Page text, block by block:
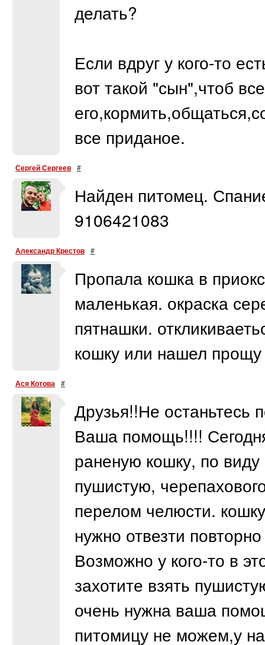
делать?
Если вдруг у кого-то
вот такой "сын",чтоб
все приданое.
Сергей Сергеев #
Найден питомец.
9106421083
Александр Крестов #
Пропала кошка в
маленькая. окраска
пятнашки.
кошку или нашел
Ася Котова #
Друзья!!Не
Ваша помощь!!!!
раненую кошку, по
пушистую,
перелом челюсти.
нужно отвезти
Возможно у кого-то в
захотите взять
очень нужна ваша
питомицу не можем,у